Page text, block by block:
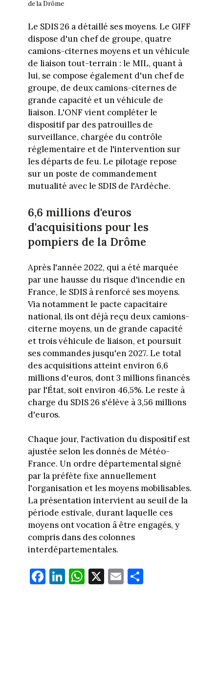
de la Drôme
Le SDIS 26 a détaillé ses moyens. Le GIFF
dispose d'un chef de groupe, quatre
camions-citernes moyens et un véhicule
de liaison tout-terrain : le MIL, quant à
lui, se compose également d'un chef de
groupe, de deux camions-citernes de
grande capacité et un véhicule de
liaison. L'ONF vient compléter le
dispositif par des patrouilles de
surveillance, chargée du contrôle
réglementaire et de l'intervention sur
les départs de feu. Le pilotage repose
sur un poste de commandement
mutualité avec le SDIS de l'Ardèche.
6,6 millions d'euros
d'acquisitions pour les
pompiers de la Drôme
Après l'année 2022, qui a été marquée
par une hausse du risque d'incendie en
France, le SDIS à renforcé ses moyens.
Via notamment le pacte capacitaire
national, ils ont déjà reçu deux camions-
citerne moyens, un de grande capacité
et trois véhicule de liaison, et poursuit
ses commandes jusqu'en 2027. Le total
des acquisitions atteint environ 6,6
millions d'euros, dont 3 millions financés
par l'État, soit environ 46,5%. Le reste à
charge du SDIS 26 s'élève à 3,56 millions
d'euros.
Chaque jour, l'activation du dispositif est
ajustée selon les donnés de Météo-
France. Un ordre départemental signé
par la préfète fixe annuellement
l'organisation et les moyens mobilisables.
La présentation intervient au seuil de la
période estivale, durant laquelle ces
moyens ont vocation â être engagés, y
compris dans des colonnes
interdépartementales.
Fa
ce
Li
nk
W
ha
X E
m
Pa